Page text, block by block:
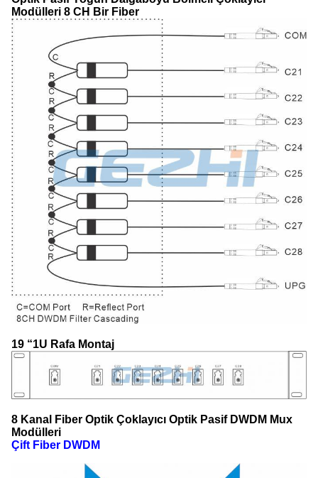
Modülleri 8 CH Bir Fiber
19 “1U Rafa Montaj
8 Kanal Fiber Optik Çoklayıcı Optik Pasif DWDM Mux
Modülleri
Çift Fiber DWDM